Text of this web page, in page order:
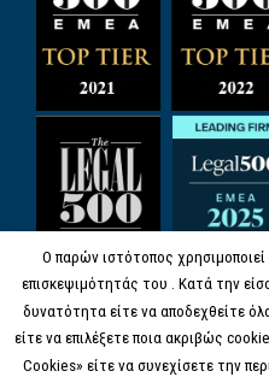
Ο παρών ιστότοπος
επισκεψιμότητάς του . Κατά την
δυνατότητα είτε να αποδεχθείτε
είτε να επιλέξετε ποια ακριβώς
Cookies» είτε να συνεχίσετε την